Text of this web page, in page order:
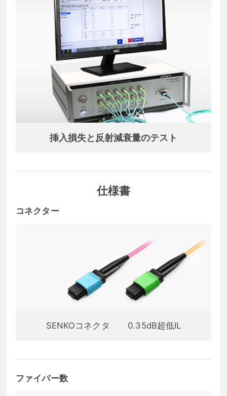
挿入損失と反射減衰量のテスト
仕様書
コネクター
SENKOコネクタ 0.35dB超低IL
ファイバー数